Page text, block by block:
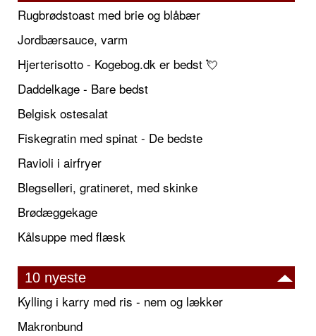
Rugbrødstoast med brie og blåbær
Jordbærsauce, varm
Hjerterisotto - Kogebog.dk er bedst 💘
Daddelkage - Bare bedst
Belgisk ostesalat
Fiskegratin med spinat - De bedste
Ravioli i airfryer
Blegselleri, gratineret, med skinke
Brødæggekage
Kålsuppe med flæsk
10 nyeste
Kylling i karry med ris - nem og lækker
Makronbund